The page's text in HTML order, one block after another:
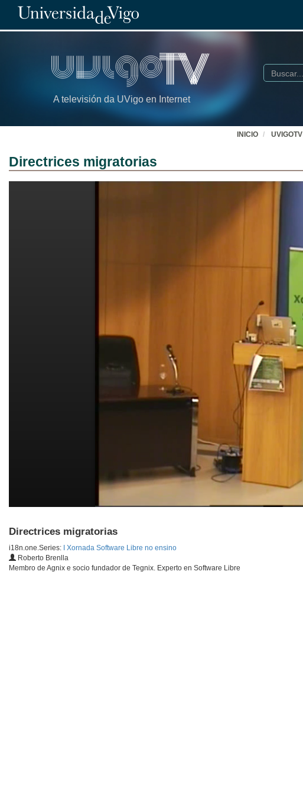
A televisión da UVigo en Internet
Buscar
INICIO UVIGOTV
Directrices migratorias
Directrices migratorias
i18n.one.Series:
I Xornada Software Libre no ensino
Roberto Brenlla
Membro de Agnix e socio fundador de Tegnix. Experto en Software Libre